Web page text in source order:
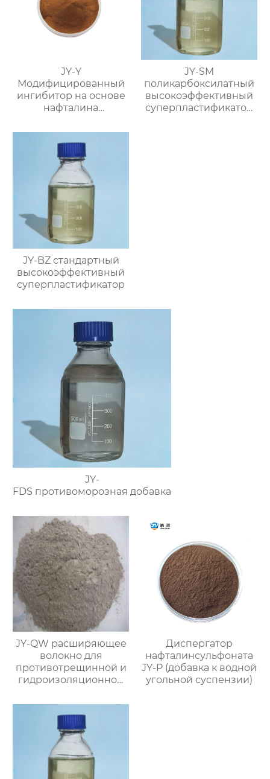
JY-Y
Модифицированный
ингибитор на основе
нафталина
суспензионный
водоредуцирующий
агент)
JY-SM
поликарбоксилатный
высокоэффективный
суперпластификатор
JY-BZ стандартный
высокоэффективный
суперпластификатор
JY-
FDS противоморозная добавка
JY-QW расширяющее
волокно для
противотрещинной и
гидроизоляционной
Диспергатор
нафталинсульфоната
JY-P (добавка к водной
угольной суспензии)